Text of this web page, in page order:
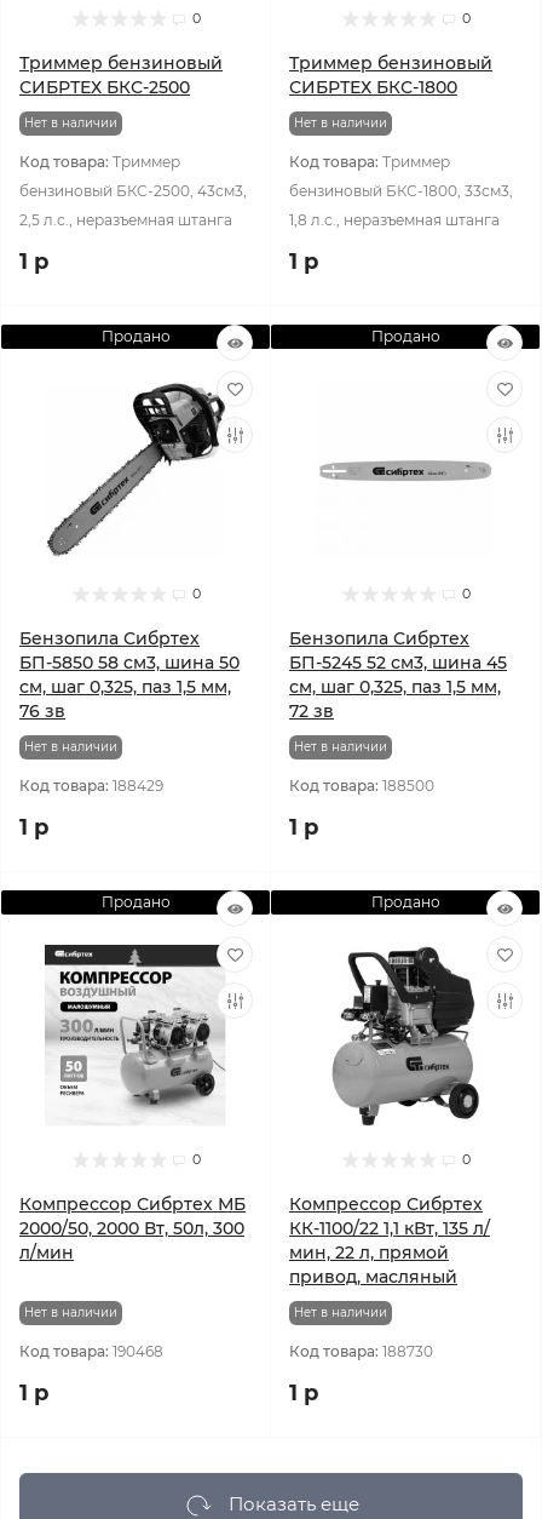
0
Триммер бензиновый
СИБРТЕХ БКС-2500
Нет в наличии
Код товара: Триммер
бензиновый БКС-2500, 43см3,
2,5 л.с., неразъемная штанга
1 р
0
Триммер бензиновый
СИБРТЕХ БКС-1800
Нет в наличии
Код товара: Триммер
бензиновый БКС-1800, 33см3,
1,8 л.с., неразъемная штанга
1 р
Продано
0
Бензопила Сибртех
БП-5850 58 см3, шина 50
см, шаг 0,325, паз 1,5 мм,
76 зв
Нет в наличии
Код товара: 188429
1 р
Продано
0
Бензопила Сибртех
БП-5245 52 см3, шина 45
см, шаг 0,325, паз 1,5 мм,
72 зв
Нет в наличии
Код товара: 188500
1 р
Продано
0
Компрессор Сибртех МБ
2000/50, 2000 Вт, 50л, 300
л/мин
Нет в наличии
Код товара: 190468
1 р
Продано
0
Компрессор Сибртех
КК-1100/22 1,1 кВт, 135 л/
мин, 22 л, прямой
привод, масляный
Нет в наличии
Код товара: 188730
1 р
Показать еще